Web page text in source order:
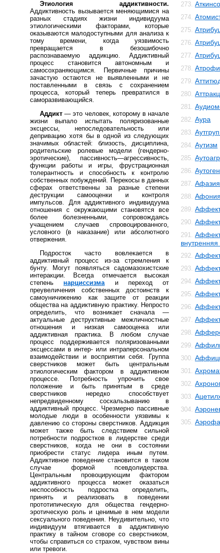
Этиология аддиктивности.
Аддиктивность вызывается меняющимися на
разных стадиях жизни индивидуума
этиологическими факторами, которые
оказываются малодоступными для анализа к
тому времени, когда уязвимость
превращается в безошибочно
распознаваемую аддикцию. Аддиктивный
процесс становится автономным и
самосохраняющимся. Первичные причины
зачастую остаются не выявленными и не
поставленными в связь с сохранением
процесса, который теперь превратился в
саморазвивающийся.
Аддикт — это человек, которому в начале
жизни выпало испытать поляризованные
эксцессы, непоследовательность или
депривацию хотя бы в одной из следующих
значимых областей: близость, дисциплина,
родительские ролевые модели (гендерно-
эротические), пассивность—агрессивность,
функции работы и игры, фрустрационная
толерантность и способность к контролю
собственных побуждений. Перекосы в данных
сферах ответственны за разные степени
деструкции самооценки и контроля
импульсов. Для аддиктивного индивидуума
отношения с окружающими становятся все
более болезненными, сопровождаясь
учащением случаев спровоцированного,
условного (в наказание) или абсолютного
отвержения.
Подросток часто вовлекается в
аддиктивный процесс из-за стремления к
бунту. Могут появляться садомазохистские
интеракции. Всегда отмечается высокая
степеньнарциссизмаи переход от
преувеличения собственных достоинств к
самоуничижению как защите от реакции
общества на аддиктивную практику. Непросто
определить, что возникает сначала —
актуальные деструктивные межличностные
отношения и низкая самооценка или
аддиктивная практика. В любом случае
процесс поддерживается поляризованными
эксцессами в интер- или интраперсональном
взаимодействии и восприятии себя. Группа
сверстников может быть центральным
этиологическим фактором в аддиктивном
процессе. Потребность упрочить свое
положение и быть принятым в среде
сверстников нередко способствует
непредвиденному соскальзыванию в
аддиктивный процесс. Чрезмерно пассивные
молодые люди в особенности уязвимы к
давлению со стороны сверстников. Аддикция
может также быть следствием сильной
потребности подростков в лидерстве среди
сверстников, когда не они в состоянии
приобрести статус лидера иным путем.
Аддиктивное поведение становится в таком
случае формой псевдолидерства.
Центральным провоцирующим фактором
аддиктивного процесса может оказаться
неспособность подростка определить,
принять и реализовать в поведении
прототипическую для общества гендерно-
эротическую роль и ценимые в нем модели
сексуального поведения. Неудивительно, что
индивидуум втягивается в аддиктивную
практику в тайном сговоре со сверстником,
чтобы справиться со страхом, чувством вины
или тревоги.
273.
274.
275.
276.
277.
278.
279.
280.
281.
282. Аура
283.
284. Аутизм
285.
286.
287. Афазия
288.
289. Аффект
290.
291.
292.
293.
294.
295.
296.
297.
298.
299.
300.
301.
302.
303.
304.
305.